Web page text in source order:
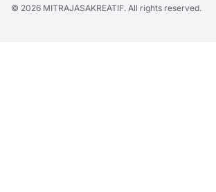
© 2026 MITRAJASAKREATIF. All rights reserved.